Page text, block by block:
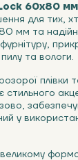
60х80
для тих,
мм та
та вологи.
плівки
стильного
у